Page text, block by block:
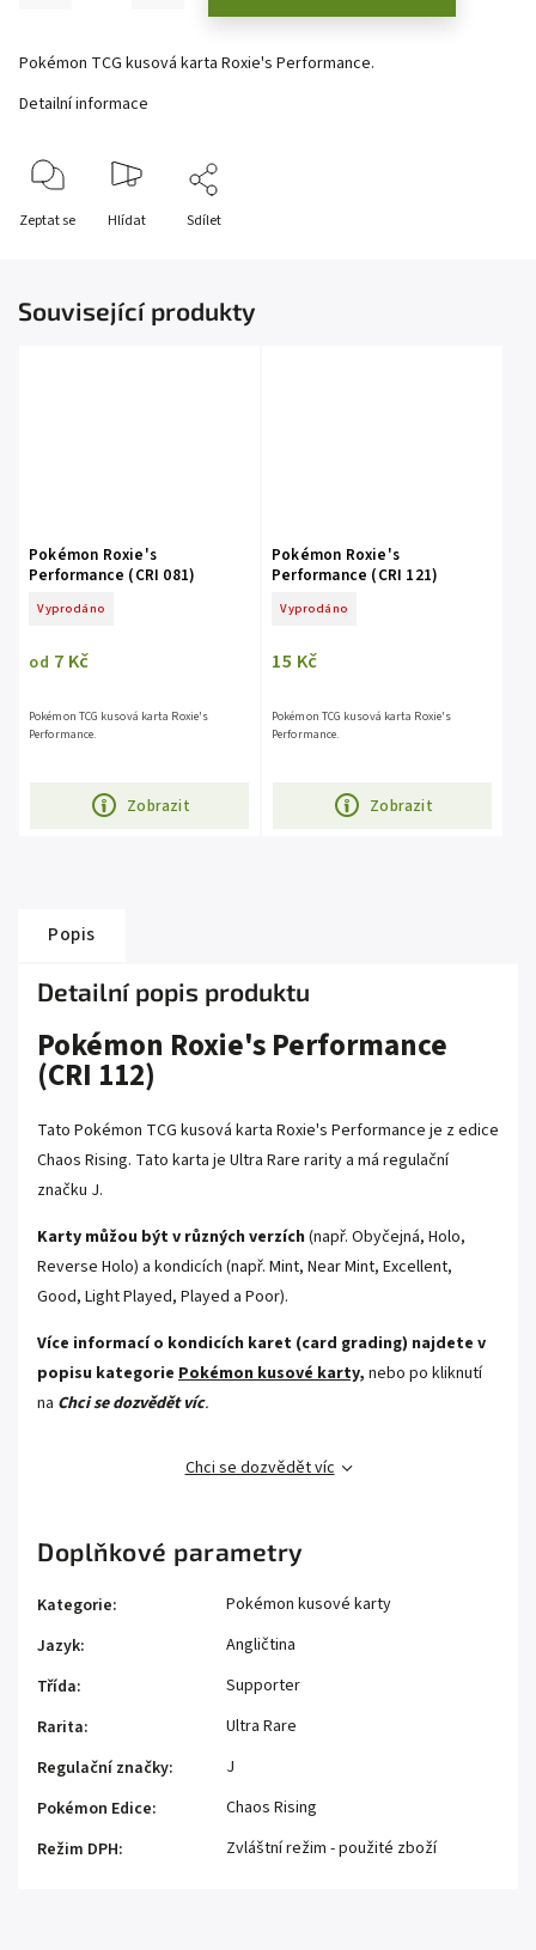
Pokémon TCG kusová karta Roxie's Performance.
Detailní informace
Zeptat se Hlídat Sdílet
Související produkty
Pokémon Roxie's
Performance (CRI 081)
Vyprodáno
od 7 Kč
Zobrazit
Pokémon TCG kusová karta Roxie's
Performance.
Pokémon Roxie's
Performance (CRI 121)
Vyprodáno
15 Kč
Zobrazit
Pokémon TCG kusová karta Roxie's
Performance.
Popis
Detailní popis produktu
Pokémon Roxie's Performance
(CRI 112)
Tato Pokémon TCG kusová karta Roxie's Performance je z edice
Chaos Rising. Tato karta je Ultra Rare rarity a má regulační
značku J.
Karty můžou být v různých verzích (např. Obyčejná, Holo,
Reverse Holo) a kondicích (např. Mint, Near Mint, Excellent,
Good, Light Played, Played a Poor).
Více informací o kondicích karet (card grading) najdete v
popisu kategorie Pokémon kusové karty, nebo po kliknutí
na Chci se dozvědět víc.
Chci se dozvědět víc
Doplňkové parametry
Kategorie:
Pokémon kusové karty
Jazyk:
Angličtina
Třída:
Supporter
Rarita:
Ultra Rare
Regulační značky:
J
Pokémon Edice:
Chaos Rising
Režim DPH: Zvláštní režim - použité zboží